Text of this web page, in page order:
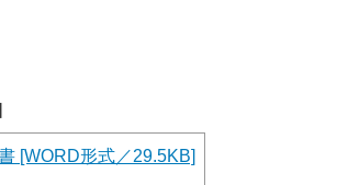
[WORD形式／29.5KB]